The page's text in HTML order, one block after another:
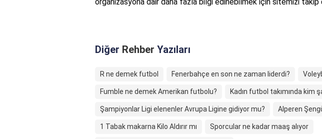
Diğer Rehber Yazıları
R ne demek futbol Fenerbahçe en son ne zaman liderdi?
Fumble ne demek Amerikan futbolu? Kadın futbol takımında kim
Şampiyonlar Ligi elenenler Avrupa Ligine gidiyor mu? Alperen
1 Tabak makarna Kilo Aldırır mı Sporcular ne kadar maaş alıyor